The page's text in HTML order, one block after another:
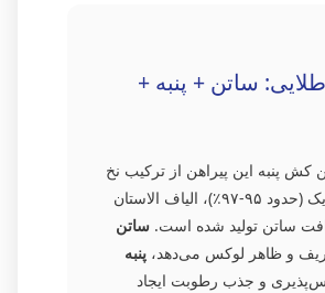
ساتن + پنبه +
کش پنبه این پیراهن از ترکیب نخ
پنبه درجه یک (حدود ۹۵-۹۷٪)، الیاف الاستان
ساتن
و ظاهر لوکس می‌دهد، پنبه
و جذب رطوبت ایجاد